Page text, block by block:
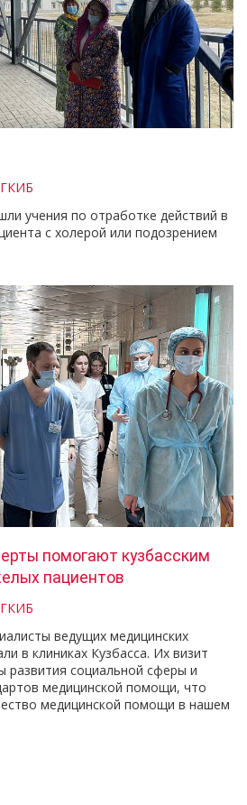
учения по отработке действий в
с холерой или подозрением
помогают кузбасским
пациентов
ведущих медицинских
в клиниках Кузбасса. Их визит
развития социальной сферы и
медицинской помощи, что
медицинской помощи в нашем